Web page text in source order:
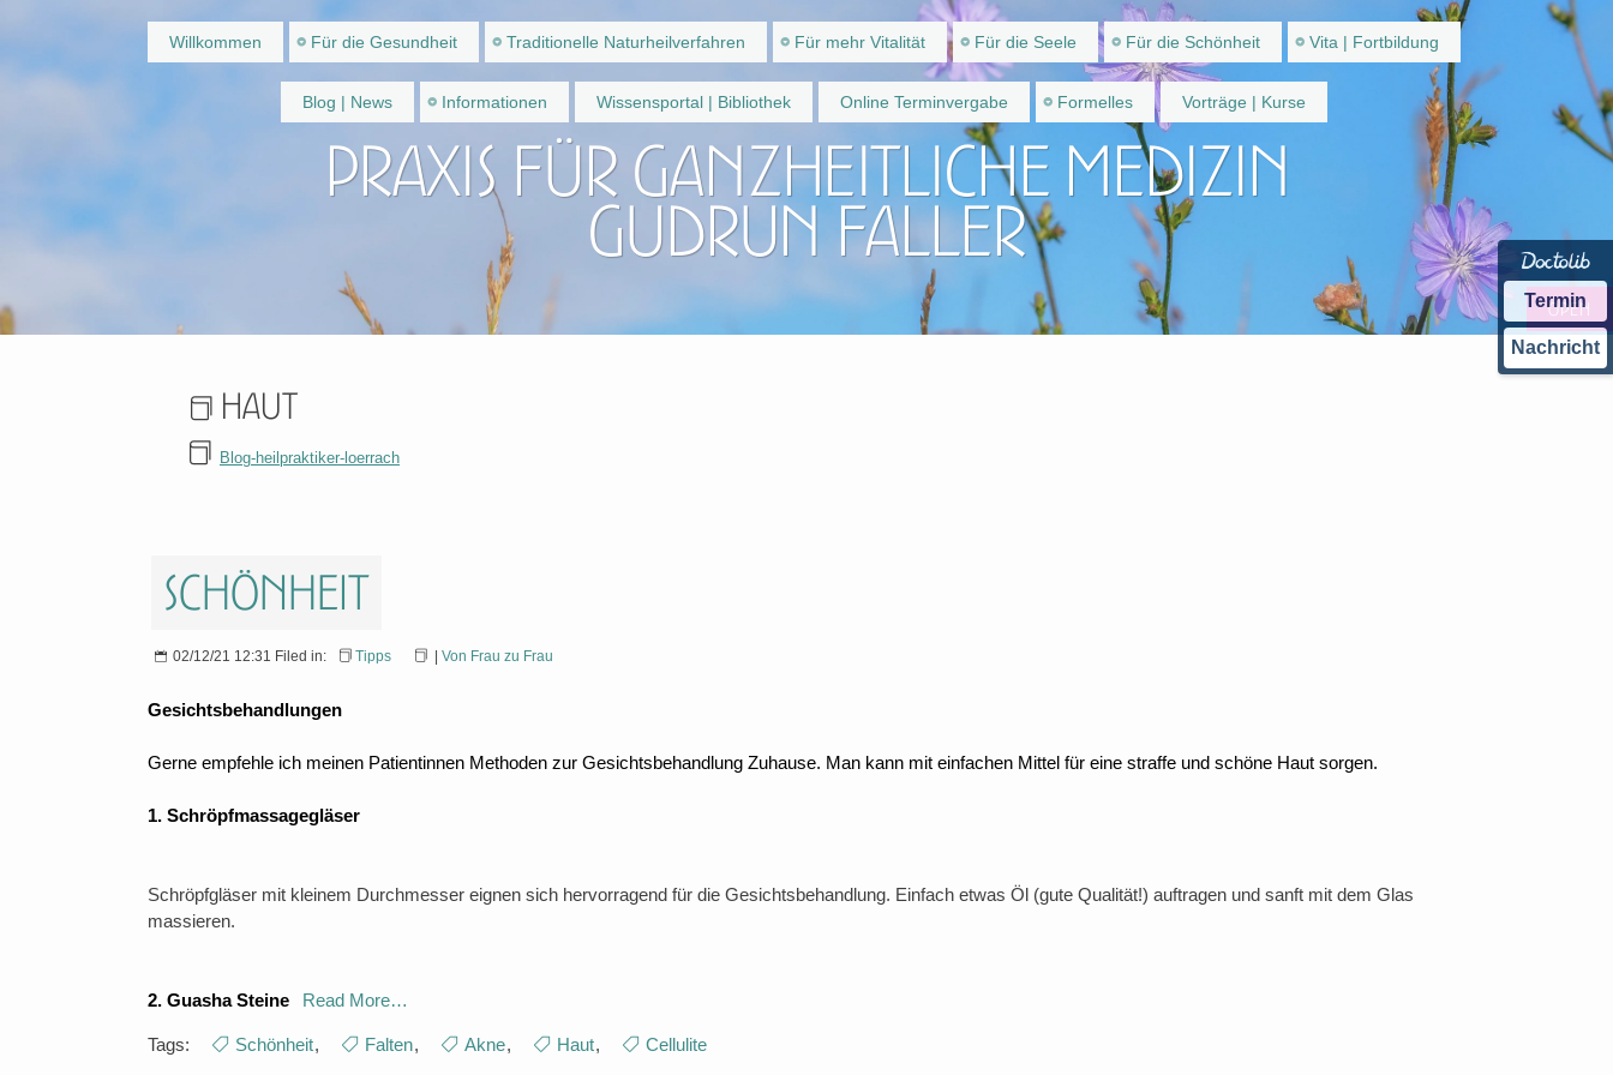
Termin
Nachricht
Willkommen Für die Gesundheit Traditionelle Naturheilverfahren Für mehr Vitalität Für die Seele Für die Schönheit Vita | Fortbildung
Blog | News Informationen Wissensportal | Bibliothek Online Terminvergabe Formelles Vorträge | Kurse
Praxis für ganzheitliche Medizin
Gudrun Faller
Haut
Blog-heilpraktiker-loerrach
Schönheit
02/12/21 12:31 Filed in: Tipps Von Frau zu Frau
Gesichtsbehandlungen
Gerne empfehle ich meinen Patientinnen Methoden zur Gesichtsbehandlung Zuhause. Man kann mit einfachen Mittel für eine straffe und schöne Haut sorgen.
1. Schröpfmassagegläser
Schröpfgläser mit kleinem Durchmesser eignen sich hervorragend für die Gesichtsbehandlung. Einfach etwas Öl (gute Qualität!) auftragen und sanft mit dem Glas
massieren.
2. Guasha Steine Read More…
Tags: Schönheit, Falten, Akne, Haut, Cellulite